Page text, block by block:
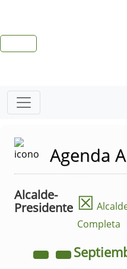
Agenda
Alcalde-
Presidente ☒
Completa